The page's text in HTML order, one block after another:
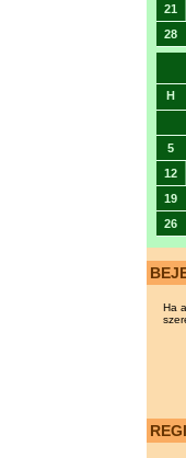
21
28
H
5
12
19
26
Ha